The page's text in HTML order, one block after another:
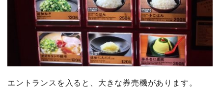
エントランスを入ると、大きな券売機があります。